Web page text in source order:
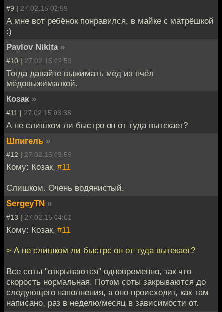
#9 | 27.02.15 02:59
А мне вот ребёнок понравился, в майке с матрёшкой
:)
Pavlov Nikita »
#10 | 27.02.15 02:59
Тогда давайте выжимать мёд из пчёл
мёдовыжималкой.
Козак »
#11 | 27.02.15 03:38
А не слишком ли быстро он от туда вытекает?
Шпигель »
#12 | 27.02.15 03:59
Кому: Козак, #11
Слишком. Очень водянистый.
SergeyTN »
#13 | 27.02.15 04:01
Кому: Козак, #11
> А не слишком ли быстро он от туда вытекает?
Все соты "открываются" одновременно, так что
скорость нормальная. Потом соты закрываются до
следующего наполнения, а оно происходит, как там
написано, раз в неделю/месяц в зависимости от.